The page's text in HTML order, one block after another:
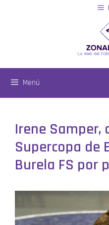
Menú
Irene Samper,
Supercopa de
Burela FS por